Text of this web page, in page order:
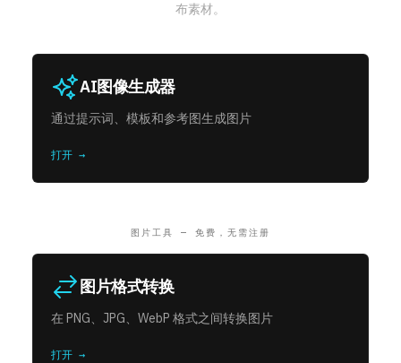
布素材。
AI图像生成器
通过提示词、模板和参考图生成图片
打开 →
图片工具 — 免费，无需注册
图片格式转换
在 PNG、JPG、WebP 格式之间转换图片
打开 →